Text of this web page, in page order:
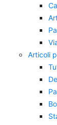
Articoli